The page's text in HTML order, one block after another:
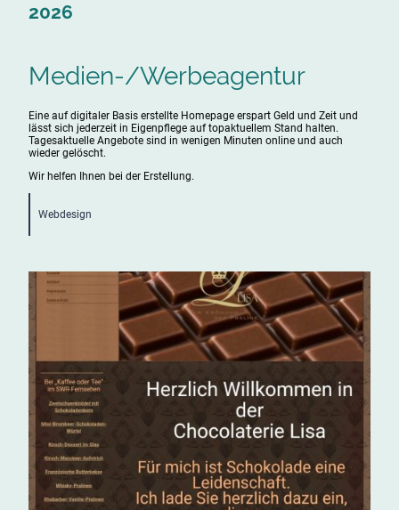
2026
Medien-/Werbeagentur
Eine auf digitaler Basis erstellte Homepage erspart Geld und Zeit und
lässt sich jederzeit in Eigenpflege auf topaktuellem Stand halten.
Tagesaktuelle Angebote sind in wenigen Minuten online und auch
wieder gelöscht.
Wir helfen Ihnen bei der Erstellung.
Webdesign